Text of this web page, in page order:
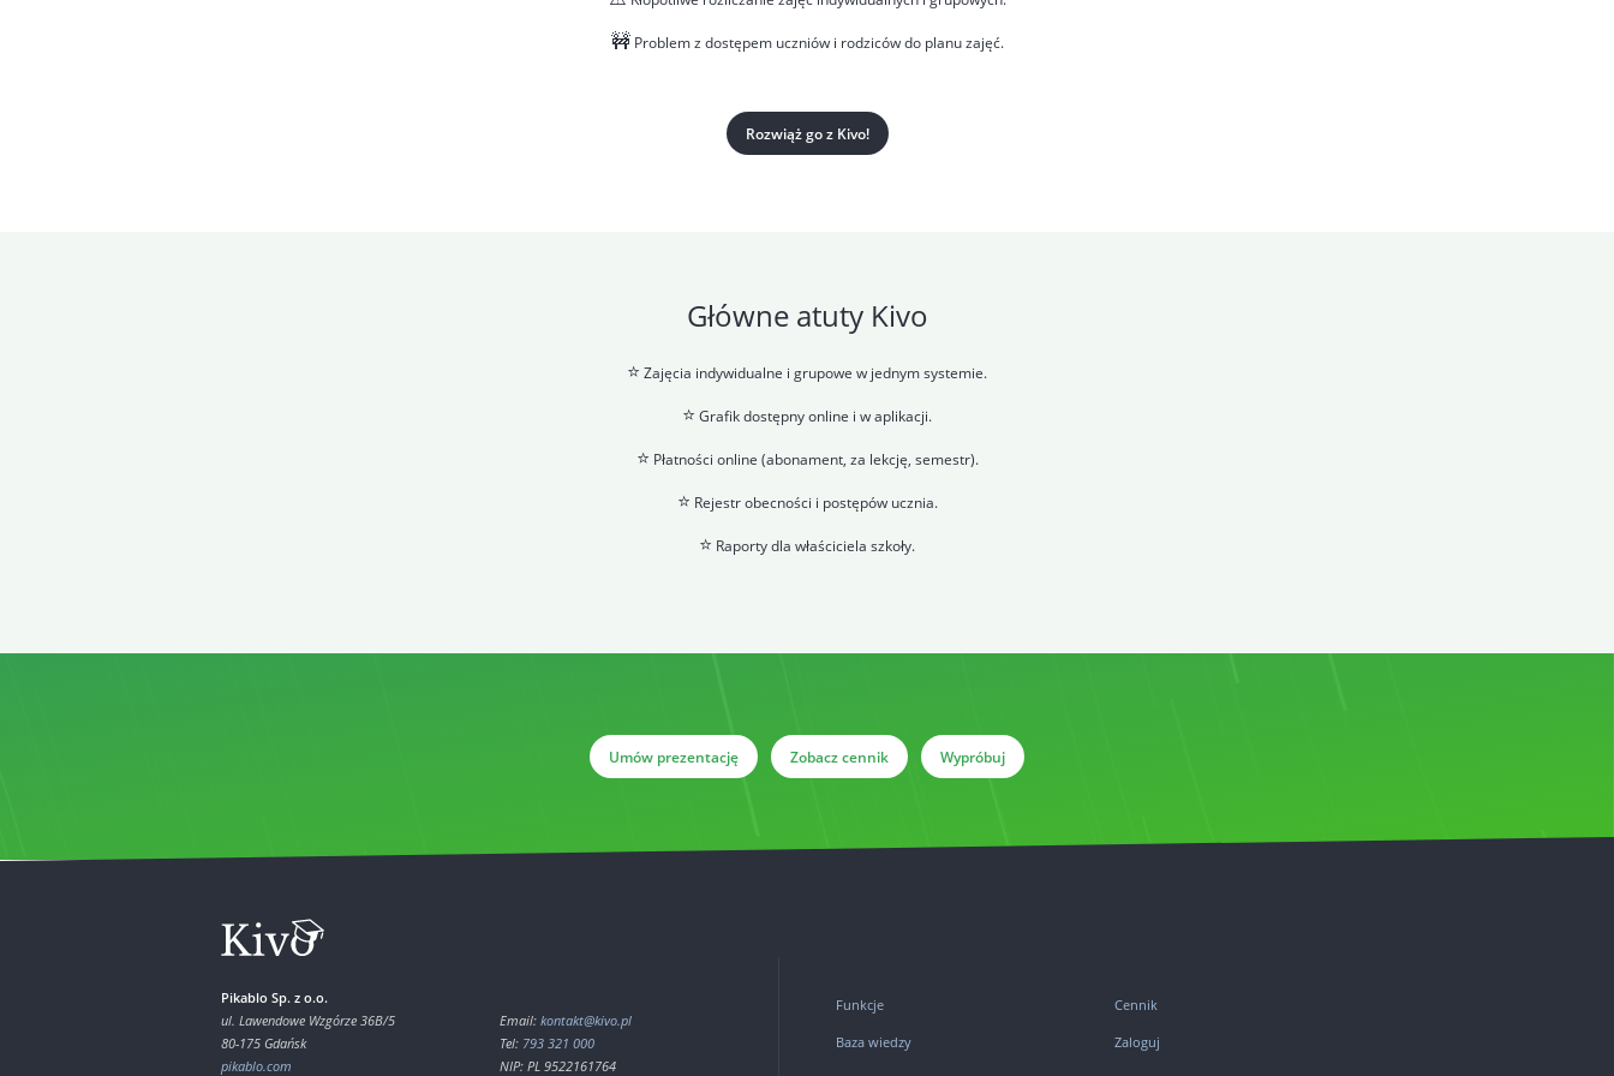
🚧Problem z dostępem uczniów i rodziców do planu zajęć.
Rozwiąż go z Kivo!
Główne atuty Kivo
⭐ Zajęcia indywidualne i grupowe w jednym systemie.
⭐ Grafik dostępny online i w aplikacji.
⭐ Płatności online (abonament, za lekcję, semestr).
⭐ Rejestr obecności i postępów ucznia.
⭐ Raporty dla właściciela szkoły.
Umów prezentację Zobacz cennik Wypróbuj
Pikablo Sp. z o.o.
ul. Lawendowe Wzgórze 36B/5
80-175 Gdańsk
pikablo.com
Email: kontakt@kivo.pl
Tel: 793 321 000
NIP: PL 9522161764
Funkcje
Baza wiedzy
Cennik
Zaloguj